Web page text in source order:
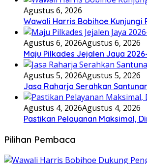
Agustus 6, 2026
Wawali Harris Bobihoe Kunjungi
Agustus 6, 2026Agustus 6, 2026
Maju Pilkades Jejalen Jaya
Agustus 5, 2026Agustus 5, 2026
Jasa Raharja Serahkan
Agustus 4, 2026Agustus 4, 2026
Pastikan Pelayanan Maksimal,
Pilihan Pembaca